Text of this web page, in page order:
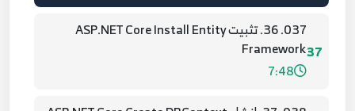
37
037. 36. تثبيت ASP.NET Core Install Entity
Framework
7:48